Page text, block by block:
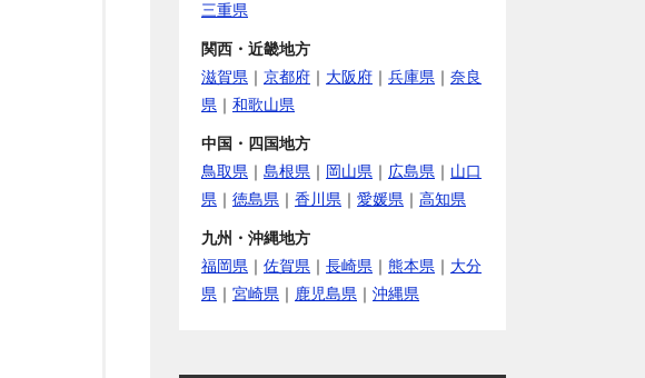
三重県
関西・近畿地方
滋賀県 ｜ 京都府 ｜ 大阪府 ｜ 兵庫県 ｜ 奈良
県 ｜ 和歌山県
中国・四国地方
鳥取県 ｜ 島根県 ｜ 岡山県 ｜ 広島県 ｜ 山口
県 ｜ 徳島県 ｜ 香川県 ｜ 愛媛県 ｜ 高知県
九州・沖縄地方
福岡県 ｜ 佐賀県 ｜ 長崎県 ｜ 熊本県 ｜ 大分
県 ｜ 宮崎県 ｜ 鹿児島県 ｜ 沖縄県